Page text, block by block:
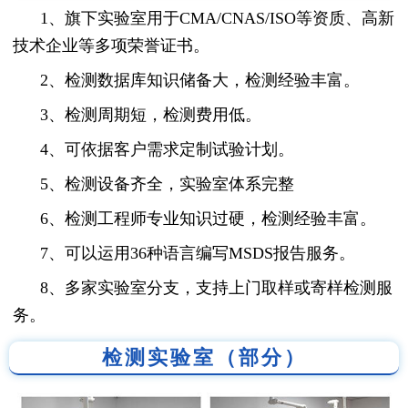
1、旗下实验室用于CMA/CNAS/ISO等资质、高新
技术企业等多项荣誉证书。
2、检测数据库知识储备大，检测经验丰富。
3、检测周期短，检测费用低。
4、可依据客户需求定制试验计划。
5、检测设备齐全，实验室体系完整
6、检测工程师专业知识过硬，检测经验丰富。
7、可以运用36种语言编写MSDS报告服务。
8、多家实验室分支，支持上门取样或寄样检测服
务。
检测实验室（部分）